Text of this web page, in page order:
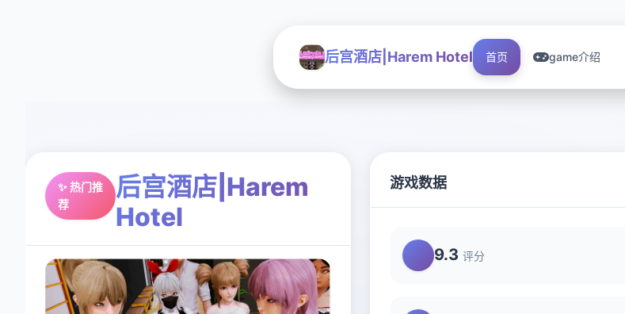
后宫酒店|Harem Hotel 首页 game介绍
✨ 热门推
荐
后宫酒店|Harem
Hotel
游戏数据
9.3 评分